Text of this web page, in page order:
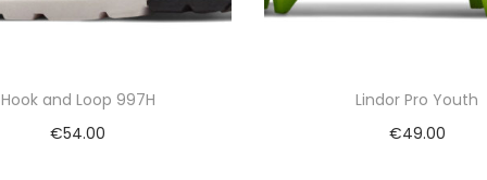
Hook and Loop 997H
€54.00
Lindor Pro Youth
€49.00